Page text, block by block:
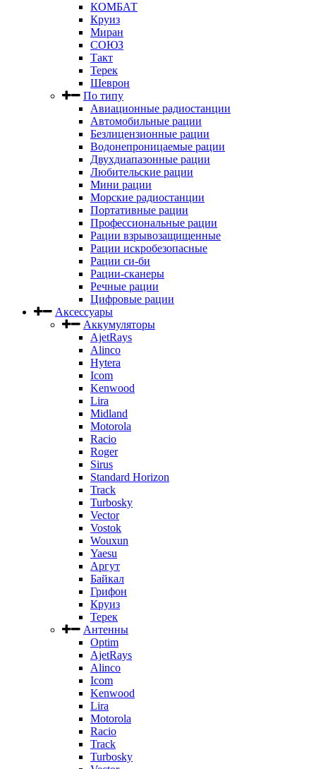
КОМБАТ
Круиз
Миран
СОЮЗ
Такт
Терек
Шеврон
По типу
Авиационные радиостанции
Автомобильные рации
Безлицензионные рации
Водонепроницаемые рации
Двухдиапазонные рации
Любительские рации
Мини рации
Морские радиостанции
Портативные рации
Профессиональные рации
Рации взрывозащищенные
Рации искробезопасные
Рации си-би
Рации-сканеры
Речные рации
Цифровые рации
Аксессуары
Аккумуляторы
AjetRays
Alinco
Hytera
Icom
Kenwood
Lira
Midland
Motorola
Racio
Roger
Sirus
Standard Horizon
Track
Turbosky
Vector
Vostok
Wouxun
Yaesu
Аргут
Байкал
Грифон
Круиз
Терек
Антенны
Optim
AjetRays
Alinco
Icom
Kenwood
Lira
Motorola
Racio
Track
Turbosky